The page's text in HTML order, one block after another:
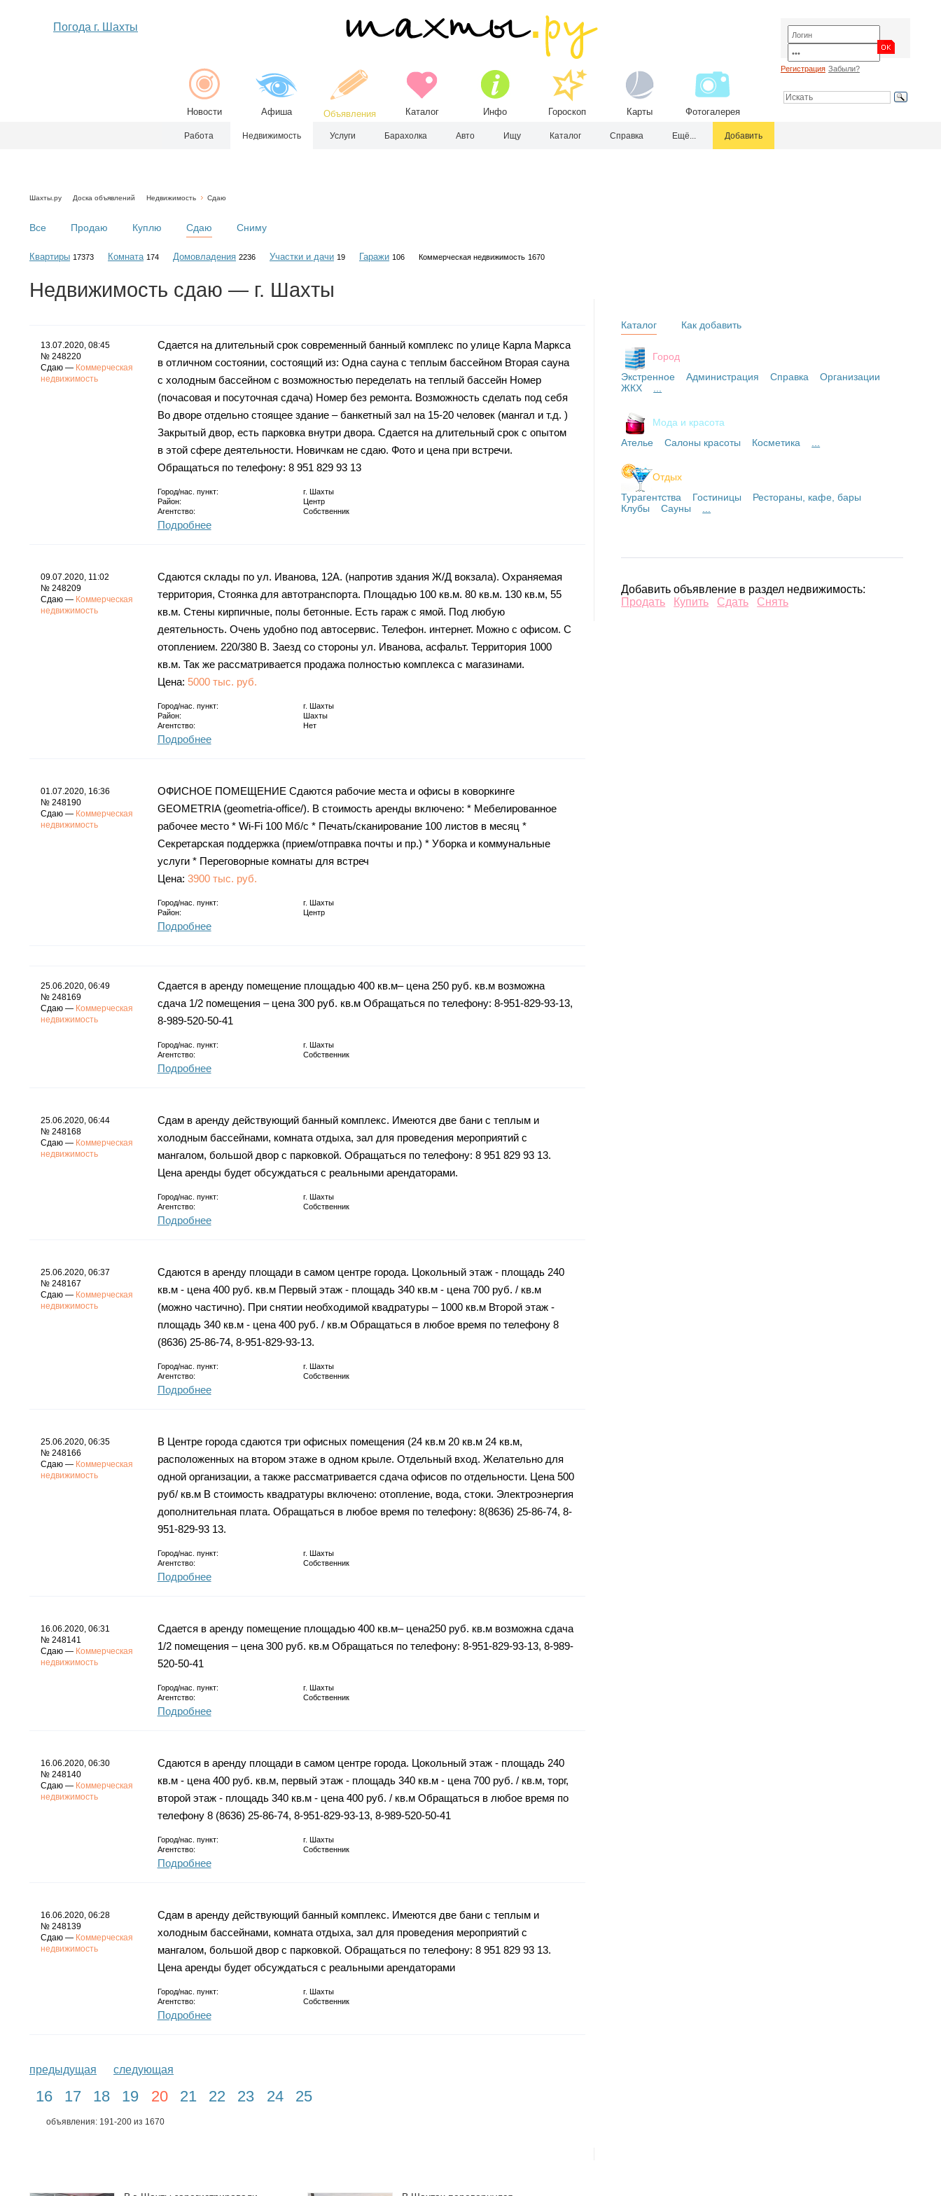
Погода г. Шахты
Новости Афиша Объявления Каталог Инфо Гороскоп Карты Фотогалерея
Регистрация Забыли?
Работа Недвижимость Услуги Барахолка Авто Ищу Каталог Справка Ещё... Добавить
Шахты.ру Доска объявлений Недвижимость Сдаю
Все Продаю Куплю Сдаю Сниму
Квартиры 17373 Комната 174 Домовладения 2236 Участки и дачи 19 Гаражи 106 Коммерческая недвижимость 1670
Недвижимость сдаю — г. Шахты
13.07.2020, 08:45
№ 248220
Сдаю — Коммерческая
недвижимость
Сдается на длительный срок современный банный комплекс по улице Карла Маркса
в отличном состоянии, состоящий из: Одна сауна с теплым бассейном Вторая сауна
с холодным бассейном с возможностью переделать на теплый бассейн Номер
(почасовая и посуточная сдача) Номер без ремонта. Возможность сделать под себя
Во дворе отдельно стоящее здание – банкетный зал на 15-20 человек (мангал и т.д. )
Закрытый двор, есть парковка внутри двора. Сдается на длительный срок с опытом
в этой сфере деятельности. Новичкам не сдаю. Фото и цена при встречи.
Обращаться по телефону: 8 951 829 93 13
Город/нас. пункт: г. Шахты
Район:
Центр
Агентство:
Собственник
Подробнее
09.07.2020, 11:02
№ 248209
Сдаю — Коммерческая
недвижимость
Сдаются склады по ул. Иванова, 12А. (напротив здания Ж/Д вокзала). Охраняемая
территория, Стоянка для автотранспорта. Площадью 100 кв.м. 80 кв.м. 130 кв.м, 55
кв.м. Стены кирпичные, полы бетонные. Есть гараж с ямой. Под любую
деятельность. Очень удобно под автосервис. Телефон. интернет. Можно с офисом. С
отоплением. 220/380 В. Заезд со стороны ул. Иванова, асфальт. Территория 1000
кв.м. Так же рассматривается продажа полностью комплекса с магазинами.
Цена: 5000 тыс. руб.
Город/нас. пункт: г. Шахты
Район:
Шахты
Агентство:
Нет
Подробнее
01.07.2020, 16:36
№ 248190
Сдаю — Коммерческая
недвижимость
ОФИСНОЕ ПОМЕЩЕНИЕ Сдаются рабочие места и офисы в коворкинге
GEOMETRIA (geometria-office/). В стоимость аренды включено: * Мебелированное
рабочее место * Wi-Fi 100 Мб/с * Печать/сканирование 100 листов в месяц *
Секретарская поддержка (прием/отправка почты и пр.) * Уборка и коммунальные
услуги * Переговорные комнаты для встреч
Цена: 3900 тыс. руб.
Город/нас. пункт: г. Шахты
Район:
Центр
Подробнее
25.06.2020, 06:49
№ 248169
Сдаю — Коммерческая
недвижимость
Сдается в аренду помещение площадью 400 кв.м– цена 250 руб. кв.м возможна
сдача 1/2 помещения – цена 300 руб. кв.м Обращаться по телефону: 8-951-829-93-13,
8-989-520-50-41
Город/нас. пункт: г. Шахты
Агентство:
Собственник
Подробнее
25.06.2020, 06:44
№ 248168
Сдаю — Коммерческая
недвижимость
Сдам в аренду действующий банный комплекс. Имеются две бани с теплым и
холодным бассейнами, комната отдыха, зал для проведения мероприятий с
мангалом, большой двор с парковкой. Обращаться по телефону: 8 951 829 93 13.
Цена аренды будет обсуждаться с реальными арендаторами.
Город/нас. пункт: г. Шахты
Агентство:
Собственник
Подробнее
25.06.2020, 06:37
№ 248167
Сдаю — Коммерческая
недвижимость
Сдаются в аренду площади в самом центре города. Цокольный этаж - площадь 240
кв.м - цена 400 руб. кв.м Первый этаж - площадь 340 кв.м - цена 700 руб. / кв.м
(можно частично). При снятии необходимой квадратуры – 1000 кв.м Второй этаж -
площадь 340 кв.м - цена 400 руб. / кв.м Обращаться в любое время по телефону 8
(8636) 25-86-74, 8-951-829-93-13.
Город/нас. пункт: г. Шахты
Агентство:
Собственник
Подробнее
25.06.2020, 06:35
№ 248166
Сдаю — Коммерческая
недвижимость
В Центре города сдаются три офисных помещения (24 кв.м 20 кв.м 24 кв.м,
расположенных на втором этаже в одном крыле. Отдельный вход. Желательно для
одной организации, а также рассматривается сдача офисов по отдельности. Цена 500
руб/ кв.м В стоимость квадратуры включено: отопление, вода, стоки. Электроэнергия
дополнительная плата. Обращаться в любое время по телефону: 8(8636) 25-86-74, 8-
951-829-93 13.
Город/нас. пункт: г. Шахты
Агентство:
Собственник
Подробнее
16.06.2020, 06:31
№ 248141
Сдаю — Коммерческая
недвижимость
Сдается в аренду помещение площадью 400 кв.м– цена250 руб. кв.м возможна сдача
1/2 помещения – цена 300 руб. кв.м Обращаться по телефону: 8-951-829-93-13, 8-989-
520-50-41
Город/нас. пункт: г. Шахты
Агентство:
Собственник
Подробнее
16.06.2020, 06:30
№ 248140
Сдаю — Коммерческая
недвижимость
Сдаются в аренду площади в самом центре города. Цокольный этаж - площадь 240
кв.м - цена 400 руб. кв.м, первый этаж - площадь 340 кв.м - цена 700 руб. / кв.м, торг,
второй этаж - площадь 340 кв.м - цена 400 руб. / кв.м Обращаться в любое время по
телефону 8 (8636) 25-86-74, 8-951-829-93-13, 8-989-520-50-41
Город/нас. пункт: г. Шахты
Агентство:
Собственник
Подробнее
16.06.2020, 06:28
№ 248139
Сдаю — Коммерческая
недвижимость
Сдам в аренду действующий банный комплекс. Имеются две бани с теплым и
холодным бассейнами, комната отдыха, зал для проведения мероприятий с
мангалом, большой двор с парковкой. Обращаться по телефону: 8 951 829 93 13.
Цена аренды будет обсуждаться с реальными арендаторами
Город/нас. пункт: г. Шахты
Агентство:
Собственник
Подробнее
предыдущая следующая
16 17 18 19 20 21 22 23 24 25
объявления: 191-200 из 1670
Каталог
Город
Экстренное
Администрация Справка
Организации
ЖКХ
Мода и красота
Ателье
Салоны красоты Косметика
Отдых
Турагентства
Гостиницы
Рестораны, кафе, бары
Клубы
Сауны
Как добавить
Добавить объявление в раздел недвижимость:
Продать
Купить Сдать Снять